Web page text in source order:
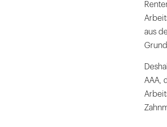
aus
AAA,